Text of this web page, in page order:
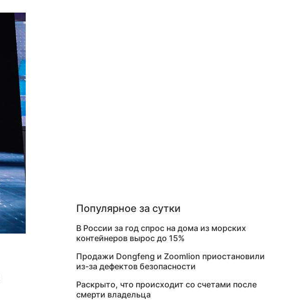
Популярное за сутки
В России за год спрос на дома из морских
контейнеров вырос до 15%
Продажи Dongfeng и Zoomlion приостановили
из-за дефектов безопасности
Раскрыто, что происходит со счетами после
смерти владельца